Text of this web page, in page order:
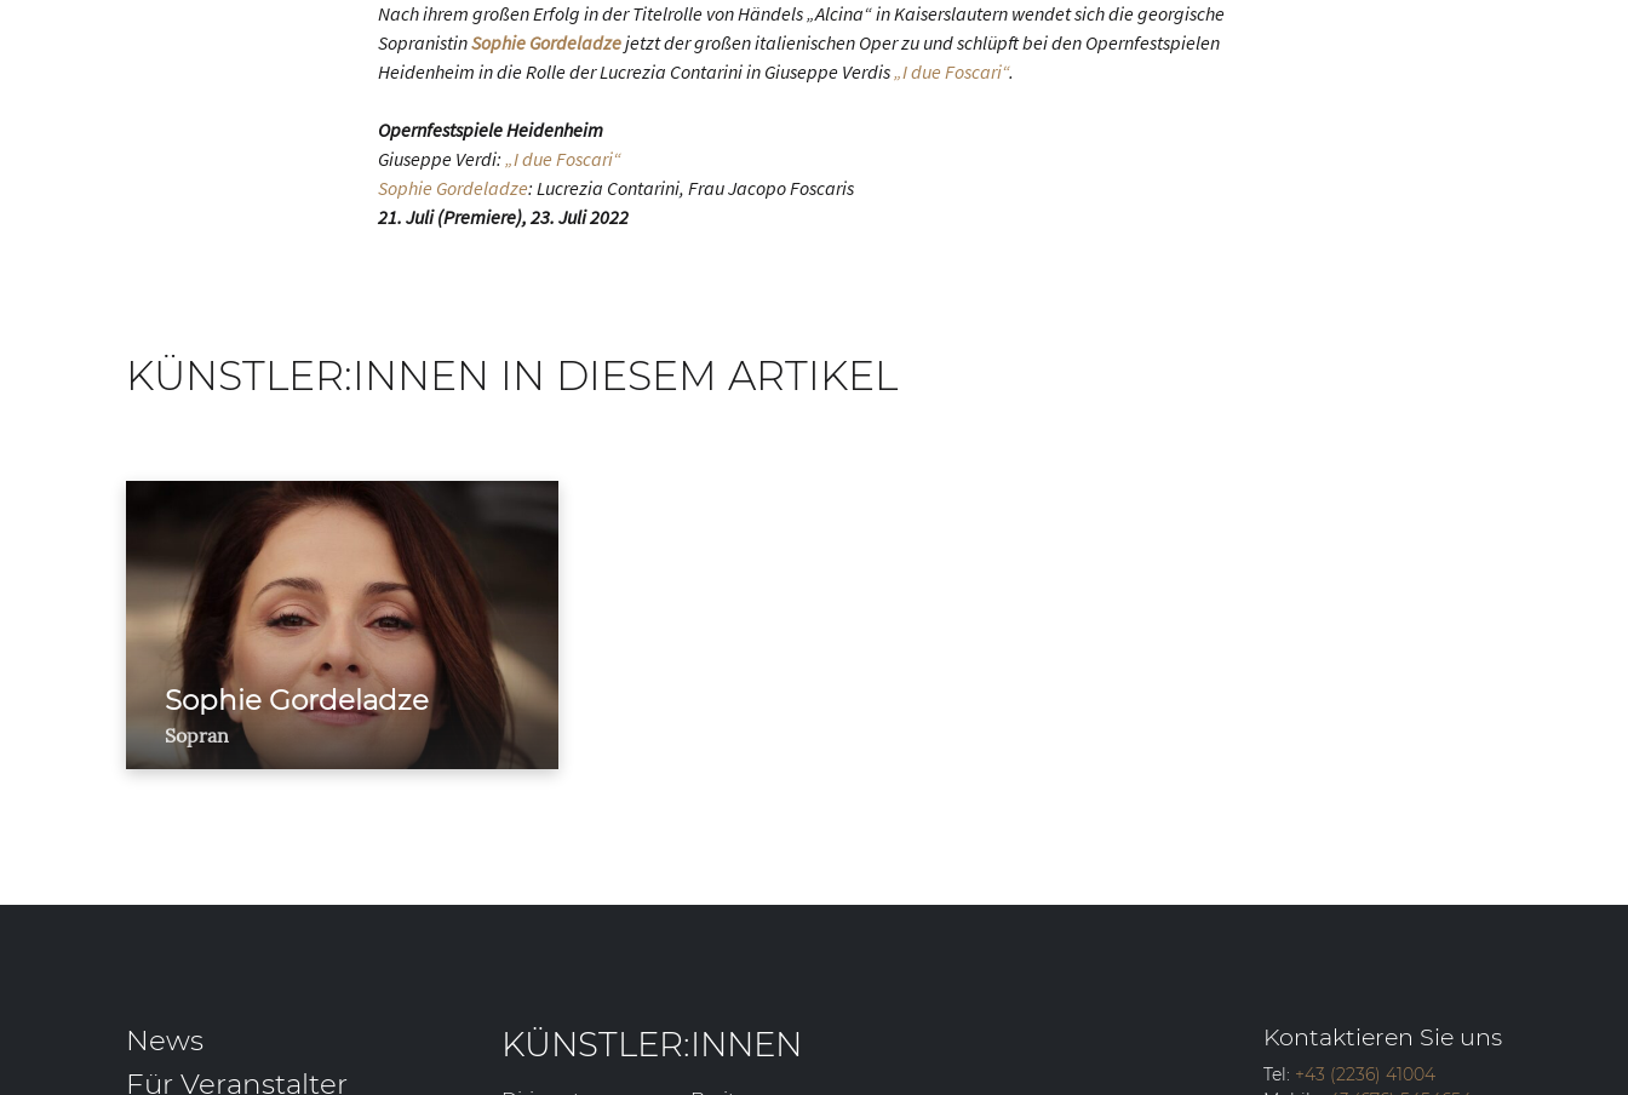
Nach ihrem großen Erfolg in der Titelrolle von Händels „Alcina“ in Kaiserslautern wendet sich die georgische
SopranistinSophie Gordeladzejetzt der großen italienischen Oper zu und schlüpft bei den Opernfestspielen
Heidenheim in die Rolle der Lucrezia Contarini in Giuseppe Verdis„I due Foscari“.
Opernfestspiele Heidenheim
Giuseppe Verdi: „I due Foscari“
Sophie Gordeladze: Lucrezia Contarini, Frau Jacopo Foscaris
21. Juli (Premiere), 23. Juli 2022
KÜNSTLER:INNEN IN DIESEM ARTIKEL
Sophie Gordeladze
Sopran
KÜNSTLER:INNEN
News
Für Veranstalter
Kontaktieren Sie uns
Tel: +43 (2236) 41004